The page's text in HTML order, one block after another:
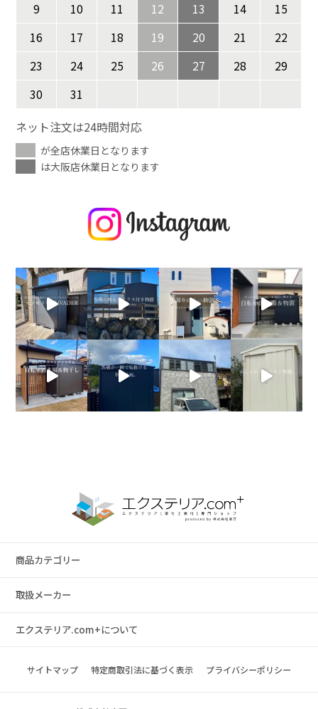
9
10 11 12 13 14
15
16
17 18 19 20 21
22
23
24 25 26 27 28
29
30
31
ネット注文は24時間対応
が全店休業日となります
は大阪店休業日となります
商品カテゴリー
取扱メーカー
エクステリア.com+について
サイトマップ 特定商取引法に基づく表示 プライバシーポリシー